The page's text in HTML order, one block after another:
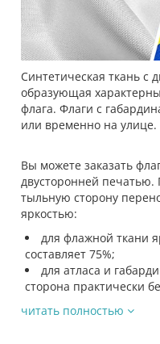
Синтетическая ткань с
образующая
флага. Флаги с
или временно на улице.
Вы можете заказать
двусторонней
тыльную сторону
яркостью:
для флажной ткани
составляет 75%;
для атласа и
сторона практически
читать полностью